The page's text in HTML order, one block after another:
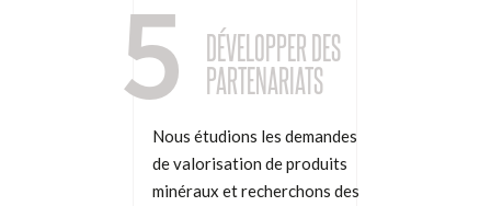
5
DÉVELOPPER DES
PARTENARIATS
Nous étudions les demandes
de valorisation de produits
minéraux et recherchons des